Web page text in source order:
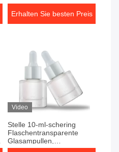
Einzelteilspeichertasche
Gewebe der Haut
Erhalten Sie besten Preis
Video
Stelle 10-ml-schering
Flaschentransparente
Glasampullen,
Flaschentonermassen-